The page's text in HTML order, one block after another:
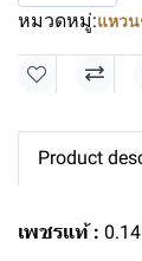
หมวดหมู่:แหว
Product
เพชรแท้ :